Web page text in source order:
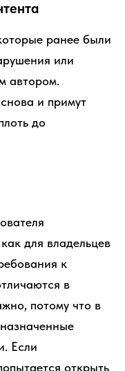
ранее были
или
автором.
и примут
до
для владельцев
к
в
потому что в
Если
открыть